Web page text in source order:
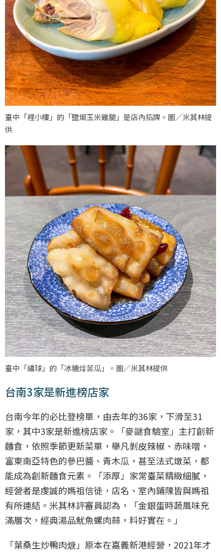
臺中「裡小樓」的「鹽焗玉米雞腿」是店內招牌。圖／米其林提
供
臺中「繡球」的「冰糖㸆苦瓜」。圖／米其林提供
台南3家是新進榜店家
台南今年的必比登榜單，由去年的36家，下滑至31
家，其中3家是新進榜店家。「麥謎食驗室」主打創新
麵食，依照季節更新菜單，舉凡剝皮辣椒、赤味噌，
富東南亞特色的參巴醬、青木瓜，甚至法式燉菜，都
能成為創新麵食元素。「添厚」家常臺菜精緻細膩，
經營者是虔誠的媽祖信徒，店名、室內鋪陳皆與媽祖
有所連結。米其林評審員認為，「金銀蛋時蔬風味充
滿層次，經典湯品魷魚螺肉蒜，料好實在。」
「葉桑生炒鴨肉焿」原本在嘉義新港經營，2021年才